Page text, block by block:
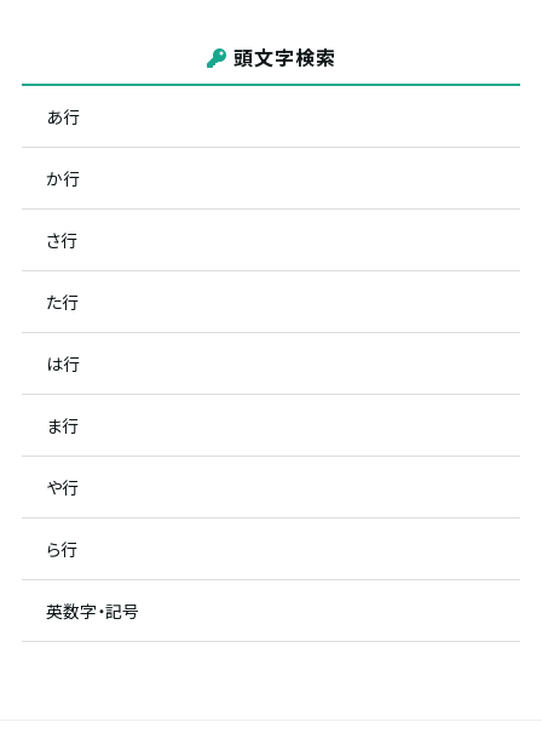
頭文字検索
あ行
か行
さ行
た行
は行
ま行
や行
ら行
英数字・記号